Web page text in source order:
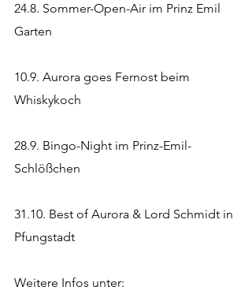
24.8. Sommer-Open-Air im Prinz Emil
Garten
10.9. Aurora goes Fernost beim
Whiskykoch
28.9. Bingo-Night im Prinz-Emil-
Schlößchen
31.10. Best of Aurora & Lord Schmidt in
Pfungstadt
Weitere Infos unter: